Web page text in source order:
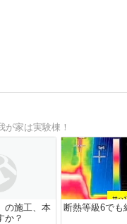
家は実験棟！
の施工、本
か？
断熱等級6でも